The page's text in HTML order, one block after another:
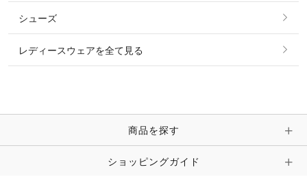
マフラー・スカーフ・ストール・スヌード
時計・財布・キーケース・革小物
キーホルダー・チャーム・ストラップ
ピアス・イヤリング
ピン・ブローチ・コサージュ
その他 アクセサリー
シューズ
レディースウェアを全て見る
商品を探す
ショッピングガイド